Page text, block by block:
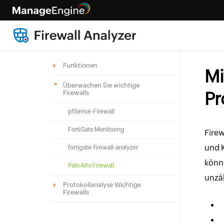
Funktionen
Überwachen Sie wichtige
Firewalls
pfSense-Firewall
FortiGate Monitoring
fortigate-firewall-analyzer
Palo Alto Firewall
Protokollanalyse Wichtige
Firewalls
und